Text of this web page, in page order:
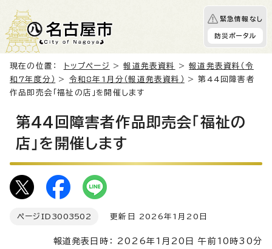
緊急情報なし
防災ポータル
現在の位置： トップページ >報道発表資料 >報道発表資料（令
和7年度分）
> 令和8年1月分（報道発表資料）
> 第44回障害者
作品即売会「福祉の店」を開催します
第44回障害者作品即売会「福祉の
店」を開催します
ページID 3003502 更新日 2026年1月20日
報道発表日時： 2026年1月20日 午前10時30分